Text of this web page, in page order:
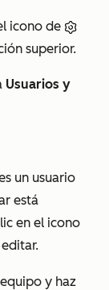
icono de
superior.
Usuarios y
un usuario
está
en el icono
y haz